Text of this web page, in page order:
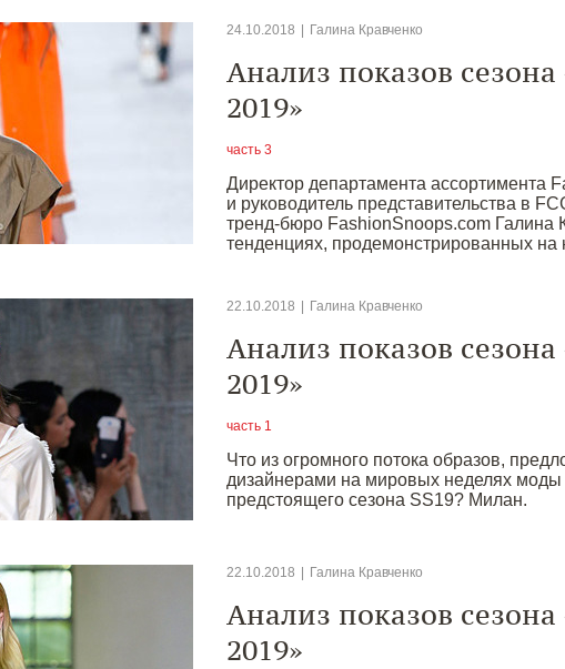
24.10.2018 Галина Кравченко
Анализ показов сезона
2019»
часть 3
Директор департамента ассортимента
и руководитель представительства в
тренд-бюро FashionSnoops.com Галина
тенденциях, продемонстрированных
22.10.2018 Галина Кравченко
Анализ показов сезона
2019»
часть 1
Что из огромного потока образов,
дизайнерами на мировых неделях моды
предстоящего сезона SS19? Милан.
22.10.2018 Галина Кравченко
Анализ показов сезона
2019»